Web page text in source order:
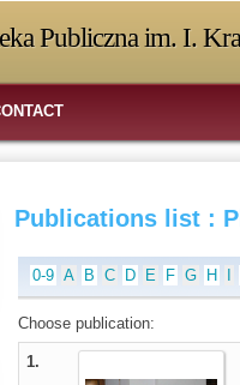
Publiczna im. I.
Publications list :
0-9 A B C D E F G H
Choose publication:
1.